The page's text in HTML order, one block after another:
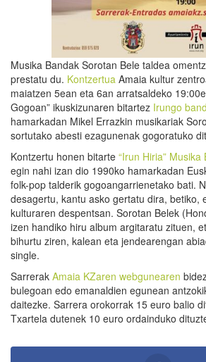
Musika Bandak Sorotan Bele taldea
prestatu du. Kontzertua Amaia kultur
maiatzen 5ean eta 6an arratsaldeko
Gogoan” ikuskizunaren bitartez Irungo
hamarkadan Mikel Errazkin musikariak
sortutako abesti ezagunenak gogoratuko
Kontzertu honen bitarte “Irun Hiria” Musika
egin nahi izan dio 1990ko hamarkadan
folk-pop talderik gogoangarrienetako bati.
desagertu, kantu asko gertatu dira, betiko,
kulturaren despentsan. Sorotan Belek
izen handiko hiru album argitaratu zituen,
bihurtu ziren, kalean eta jendearengan
single.
Sarrerak Amaia KZaren webgunearen
bulegoan edo emanaldien egunean
daitezke. Sarrera orokorrak 15 euro balio
Txartela dutenek 10 euro ordainduko